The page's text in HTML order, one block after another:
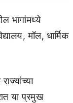
भागांमध्ये
मॉल, धार्मिक
या प्रमुख